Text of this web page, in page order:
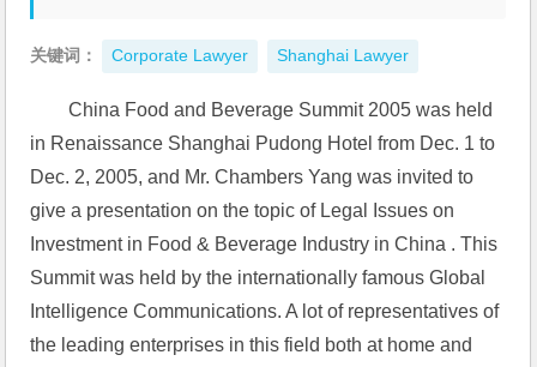
关键词： Corporate Lawyer Shanghai Lawyer
China Food and Beverage Summit 2005 was held
in Renaissance Shanghai Pudong Hotel from Dec. 1 to
Dec. 2, 2005, and Mr. Chambers Yang was invited to
give a presentation on the topic of Legal Issues on
Investment in Food & Beverage Industry in China . This
Summit was held by the internationally famous Global
Intelligence Communications. A lot of representatives of
the leading enterprises in this field both at home and